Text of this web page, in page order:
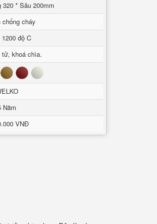
320 * Sâu 200mm
chống cháy
1200 độ C
tử, khoá chìa.
Nâu Đỏ Trắng
Năm
VNĐ